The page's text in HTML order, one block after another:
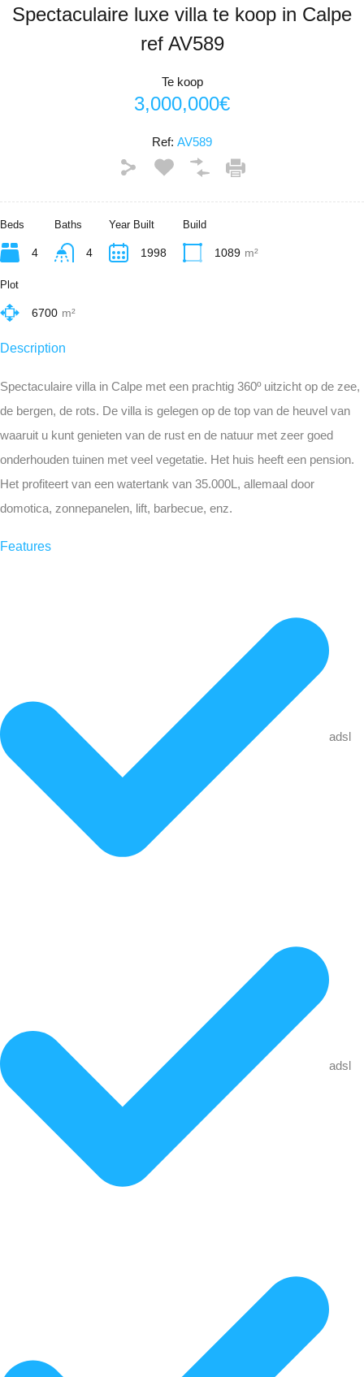
Spectaculaire luxe villa te koop in Calpe
ref AV589
Te koop
3,000,000€
Ref: AV589
Beds
4
Baths
4
Year Built
1998
Build
1089 m²
Plot
6700 m²
Description
Spectaculaire villa in Calpe met een prachtig 360º uitzicht op de zee,
de bergen, de rots. De villa is gelegen op de top van de heuvel van
waaruit u kunt genieten van de rust en de natuur met zeer goed
onderhouden tuinen met veel vegetatie. Het huis heeft een pension.
Het profiteert van een watertank van 35.000L, allemaal door
domotica, zonnepanelen, lift, barbecue, enz.
Features
adsl
adsl